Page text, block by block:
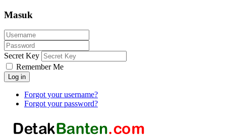
Masuk
Secret Key
Remember Me
Log in
Forgot your username?
Forgot your password?